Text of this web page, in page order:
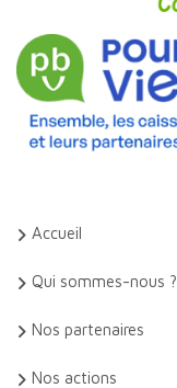
Accueil
Qui sommes-nous ?
Nos partenaires
Nos actions